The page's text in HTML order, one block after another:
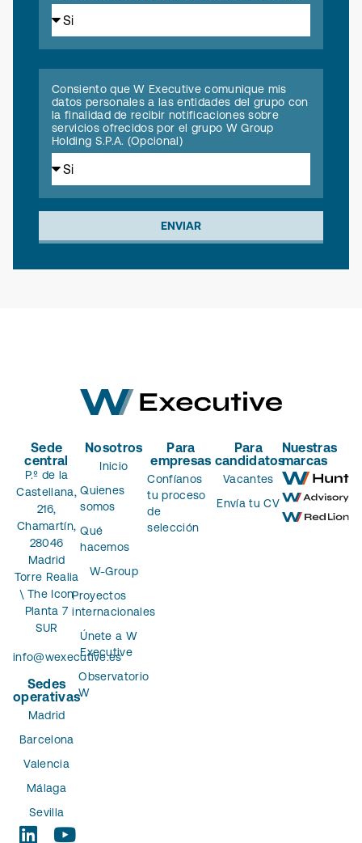
Consiento que W Executive comunique mis
datos personales a las entidades del grupo con
la finalidad de recibir notificaciones sobre
servicios ofrecidos por el grupo W Group
Holding S.P.A. (Opcional)
ENVIAR
Sede
central
P.º de la
Castellana,
216,
Chamartín,
28046
Madrid
Torre Realia
\ The Icon
Planta 7
SUR
info@wexecutive.es
Sedes
operativas
Madrid
Barcelona
Valencia
Málaga
Sevilla
Nosotros
Inicio
Quienes
somos
Qué
hacemos
W-Group
Proyectos
internacionales
Únete a W
Executive
Observatorio
W
Para
empresas
Confíanos
tu proceso
de
selección
Para
candidatos
Vacantes
Envía tu CV
Nuestras
marcas